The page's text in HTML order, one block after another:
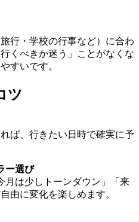
行・学校の行事など）に合わ
行くべきか迷う」ことがなくな
すいです。
ツ
ば、行きたい日時で確実に予
ー選び
月は少しトーンダウン」「来
由に変化を楽しめます。